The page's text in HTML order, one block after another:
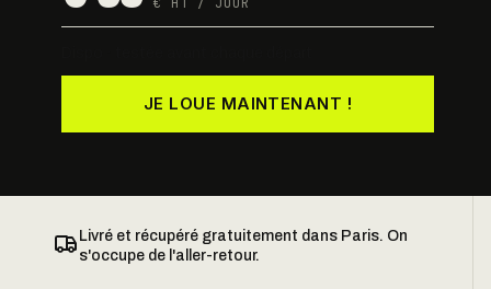
JE LOUE MAINTENANT !
Livré et récupéré gratuitement dans Paris. On
s'occupe de l'aller-retour.